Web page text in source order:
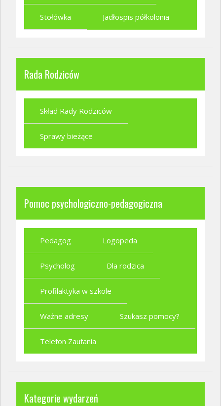
Stołówka Jadłospis półkolonia
Rada Rodziców
Skład Rady Rodziców
Sprawy bieżące
Pomoc psychologiczno-pedagogiczna
Pedagog Logopeda
Psycholog Dla rodzica
Profilaktyka w szkole
Ważne adresy Szukasz pomocy?
Telefon Zaufania
Kategorie wydarzeń